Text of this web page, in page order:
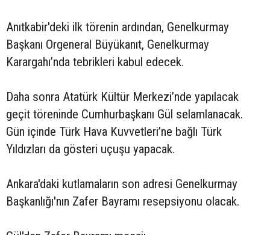
Anıtkabir'deki ilk törenin ardından, Genelkurmay
Başkanı Orgeneral Büyükanıt, Genelkurmay
Karargahı’nda tebrikleri kabul edecek.
Daha sonra Atatürk Kültür Merkezi’nde yapılacak
geçit töreninde Cumhurbaşkanı Gül selamlanacak.
Gün içinde Türk Hava Kuvvetleri’ne bağlı Türk
Yıldızları da gösteri uçuşu yapacak.
Ankara'daki kutlamaların son adresi Genelkurmay
Başkanlığı'nın Zafer Bayramı resepsiyonu olacak.